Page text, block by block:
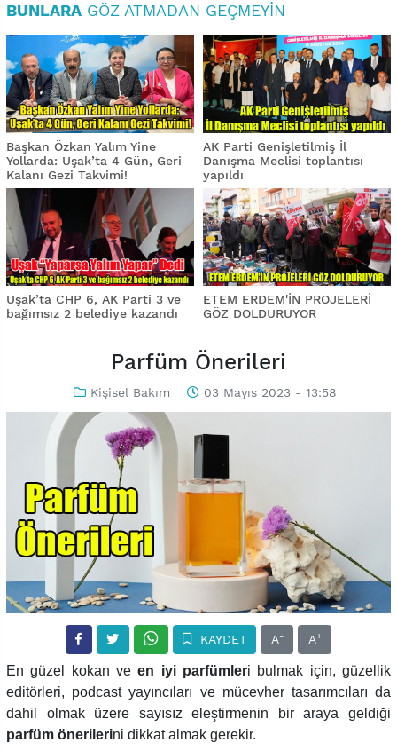
BUNLARA GÖZ ATMADAN GEÇMEYIN
Başkan Özkan Yalım Yine
Yollarda: Uşak’ta 4 Gün, Geri
Kalanı Gezi Takvimi!
AK Parti Genişletilmiş İl
Danışma Meclisi toplantısı
yapıldı
Uşak’ta CHP 6, AK Parti 3 ve
bağımsız 2 belediye kazandı
ETEM ERDEM'İN PROJELERİ
GÖZ DOLDURUYOR
Parfüm Önerileri
Kişisel Bakım 03 Mayıs 2023 - 13:58
KAYDET A- A+
En güzel kokan veen iyi parfümleri bulmak için, güzellik
editörleri, podcast yayıncıları ve mücevher tasarımcıları da
dahil olmak üzere sayısız eleştirmenin bir araya geldiği
parfüm önerilerini dikkat almak gerekir.